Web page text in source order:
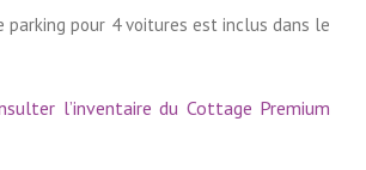
parking pour 4 voitures est inclus dans le
l’inventaire du Cottage Premium